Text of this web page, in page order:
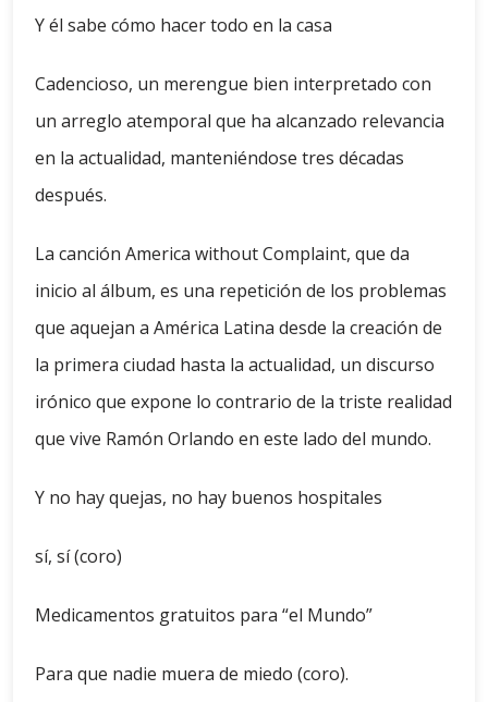
Y él sabe cómo hacer todo en la casa
Cadencioso, un merengue bien interpretado con
un arreglo atemporal que ha alcanzado relevancia
en la actualidad, manteniéndose tres décadas
después.
La canción America without Complaint, que da
inicio al álbum, es una repetición de los problemas
que aquejan a América Latina desde la creación de
la primera ciudad hasta la actualidad, un discurso
irónico que expone lo contrario de la triste realidad
que vive Ramón Orlando en este lado del mundo.
Y no hay quejas, no hay buenos hospitales
sí, sí (coro)
Medicamentos gratuitos para “el Mundo”
Para que nadie muera de miedo (coro).